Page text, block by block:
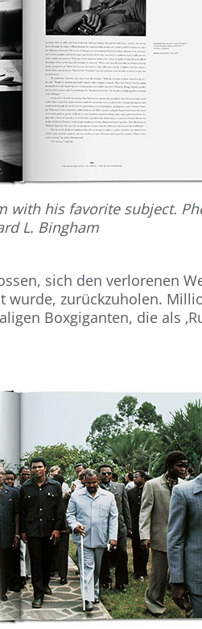
with his favorite subject.
L. Bingham
sich den verlorenen
zurückzuholen.
Boxgiganten, die als